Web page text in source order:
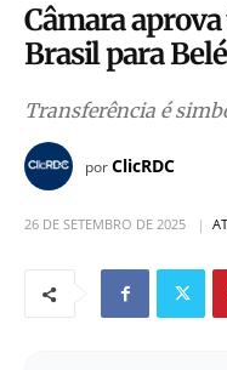
Câmara
Brasil para
Transferência é
porClicRDC
26 DE SETEMBRO DE 2025